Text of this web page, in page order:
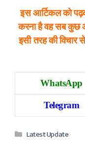
इस आर्टिकल को
करना है वह सब कुछ
इसी तरह की विचार
WhatsApp
Telegram
Categories
Latest Update